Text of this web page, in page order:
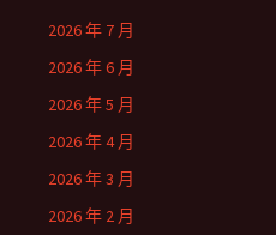
2026 年 7 月
2026 年 6 月
2026 年 5 月
2026 年 4 月
2026 年 3 月
2026 年 2 月